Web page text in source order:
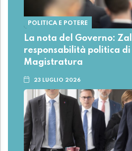
POLITICA E POTERE
La nota del Governo:
responsabilità politica di
Magistratura
23 LUGLIO 2026